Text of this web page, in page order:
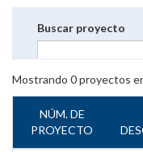
Buscar proyecto
Mostrando 0proyectos
NÚM. DE
PROYECTO